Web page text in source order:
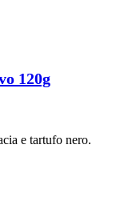
120g
e tartufo nero.